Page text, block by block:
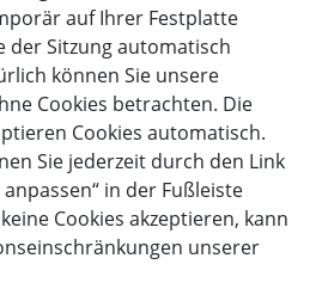
auf Ihrer Festplatte
der Sitzung automatisch
können Sie unsere
Cookies betrachten. Die
Cookies automatisch.
Sie jederzeit durch den Link
in der Fußleiste
Cookies akzeptieren, kann
unserer